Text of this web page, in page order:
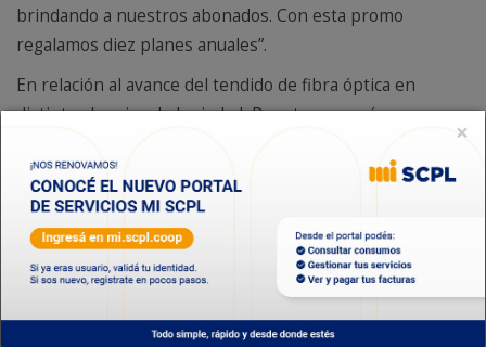
brindando a nuestros abonados. Con esta promo
regalamos diez planes anuales”.
En relación al avance del tendido de fibra óptica en
distintos barrios de la ciudad, Donato aseguró que
“estamos poniendo en marcha toda la zona centro, desde
Alsina hacia el mar. Tenemos gran afluencia de abonados
y acá también tenemos que hacer hincapié que hay
muchos clientes que viven en edificios, por lo tanto,
pedimos a estos socios que se pongan en contacto con
nosotros, para visitarlos y relevar el edificio para poder
instalar la fibra”.
×